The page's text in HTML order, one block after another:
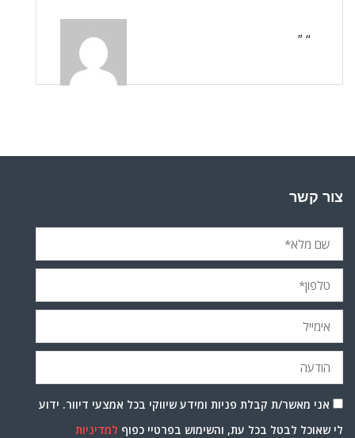
“ ”
צור קשר
אני מאשר/ת קבלת פניות ומידע שיווקי בכל אמצעי דיוור. ידוע
לי שאוכל לבטל בכל עת, והשימוש בפרטיי כפוף למדיניות